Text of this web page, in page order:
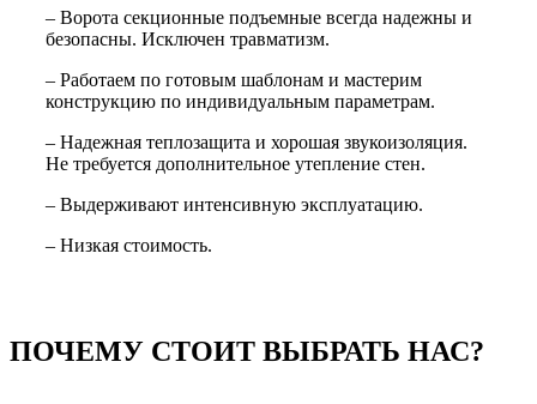
– Ворота секционные подъемные всегда надежны и
безопасны. Исключен травматизм.
– Работаем по готовым шаблонам и мастерим
конструкцию по индивидуальным параметрам.
– Надежная теплозащита и хорошая звукоизоляция.
Не требуется дополнительное утепление стен.
– Выдерживают интенсивную эксплуатацию.
– Низкая стоимость.
ПОЧЕМУ СТОИТ ВЫБРАТЬ НАС?